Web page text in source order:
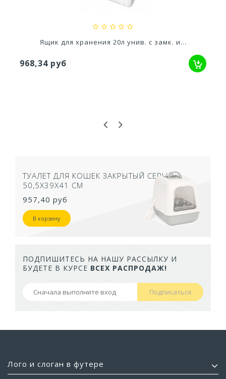
Ящик для хранения 20л унив. с замк. и...
968,34 руб
ТУАЛЕТ ДЛЯ КОШЕК ЗАКРЫТЫЙ СЕРЫЙ
50,5Х39Х41 СМ
957,40 руб
В корзину
ПОДПИШИТЕСЬ НА НАШУ РАССЫЛКУ И
БУДЕТЕ В КУРСЕ ВСЕХ РАСПРОДАЖ!
Подписаться
Лого и слоган в футере